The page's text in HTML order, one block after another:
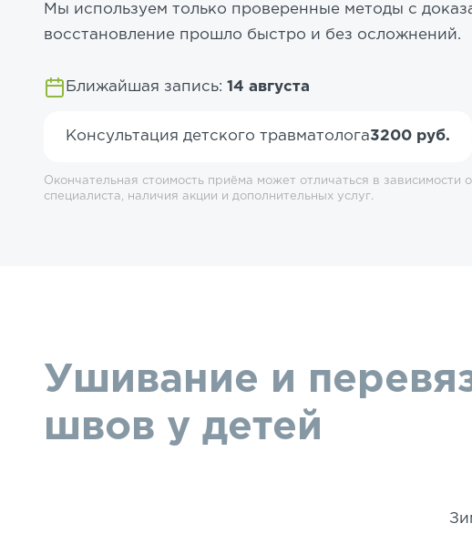
Мы используем только проверенные методы с
восстановление прошло быстро и без осложнений.
Ближайшая запись: 14 августа
Консультация детского травматолога3200 руб.
Окончательная стоимость приёма может отличаться в зависимости
специалиста, наличия акции и дополнительных услуг.
Ушивание и
швов у детей